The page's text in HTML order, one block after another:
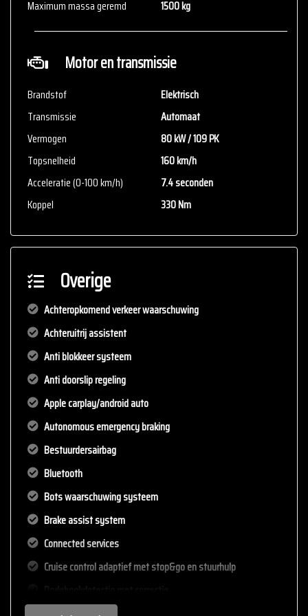
zelf de zaken welke voor jou belangrijk zijn en je beslissing
Maximum massa geremd
1500 kg
Motor en transmissie
Brandstof
Elektrisch
Transmissie
Automaat
Vermogen
80 kW / 109 PK
Topsnelheid
160 km/h
Acceleratie (0-100 km/h)
7.4 seconden
Koppel
330 Nm
Overige
Achteropkomend verkeer waarschuwing
Achteruitrij assistent
Anti blokkeer systeem
Anti doorslip regeling
Apple carplay/android auto
Autonomous emergency braking
Bestuurdersairbag
Bluetooth
Bots waarschuwing systeem
Brake assist system
Connected services
Cruise control adaptief met stop&go en stuurhulp